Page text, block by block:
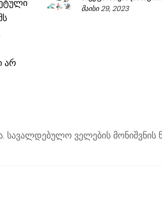
არ
მაისი 29, 2023
სავალდებულო ველების მონიშვნის